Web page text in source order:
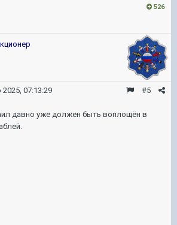
526
#5
2025, 07:13:29
давно уже должен быть воплощён в